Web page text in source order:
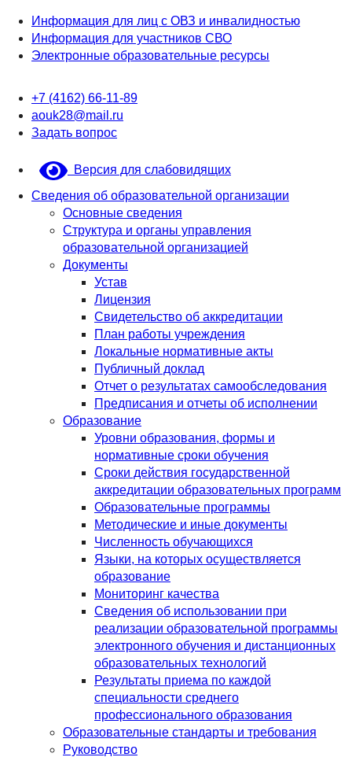
Информация для лиц с ОВЗ и инвалидностью
Информация для участников СВО
Электронные образовательные ресурсы
+7 (4162) 66-11-89
aouk28@mail.ru
Задать вопрос
Версия для слабовидящих
Сведения об образовательной организации
Основные сведения
Структура и органы управления
образовательной организацией
Документы
Устав
Лицензия
Свидетельство об аккредитации
План работы учреждения
Локальные нормативные акты
Публичный доклад
Отчет о результатах самообследования
Предписания и отчеты об исполнении
Образование
Уровни образования, формы и
нормативные сроки обучения
Сроки действия государственной
аккредитации образовательных программ
Образовательные программы
Методические и иные документы
Численность обучающихся
Языки, на которых осуществляется
образование
Мониторинг качества
Сведения об использовании при
реализации образовательной программы
электронного обучения и дистанционных
образовательных технологий
Результаты приема по каждой
специальности среднего
профессионального образования
Образовательные стандарты и требования
Руководство